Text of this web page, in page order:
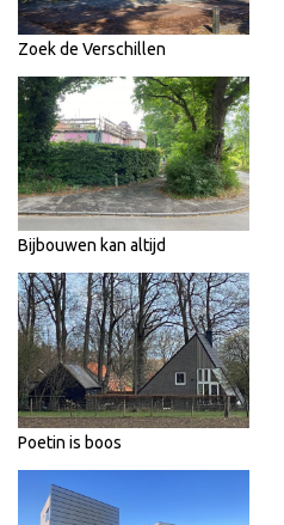
Zoek de Verschillen
Bijbouwen kan altijd
Poetin is boos